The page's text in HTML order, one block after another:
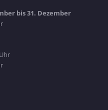
bis 31. Dezember
bis 16:00 Uhr